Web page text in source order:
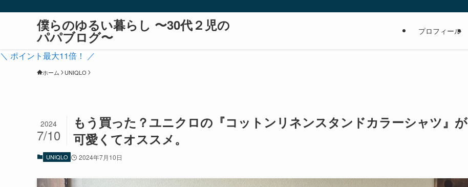
僕らのゆるい暮らし 〜30代２児の
パパブログ〜 プロフィール
＼ ポイント最大11倍！ ／
ホーム UNIQLO
もう買った？ユニクロの『コットンリネンスタンドカラーシャツ』が
可愛くてオススメ。
2024
7/10
UNIQLO 2024年7月10日